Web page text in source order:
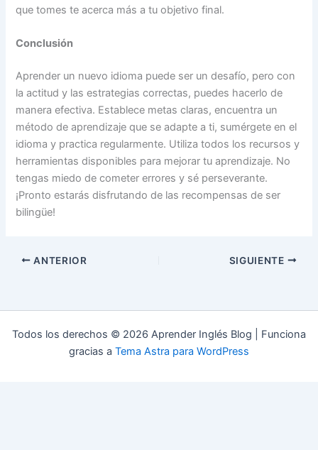
que tomes te acerca más a tu objetivo final.
Conclusión
Aprender un nuevo idioma puede ser un desafío, pero con
la actitud y las estrategias correctas, puedes hacerlo de
manera efectiva. Establece metas claras, encuentra un
método de aprendizaje que se adapte a ti, sumérgete en el
idioma y practica regularmente. Utiliza todos los recursos y
herramientas disponibles para mejorar tu aprendizaje. No
tengas miedo de cometer errores y sé perseverante.
¡Pronto estarás disfrutando de las recompensas de ser
bilingüe!
ANTERIOR SIGUIENTE
Todos los derechos © 2026 Aprender Inglés Blog | Funciona
gracias a Tema Astra para WordPress